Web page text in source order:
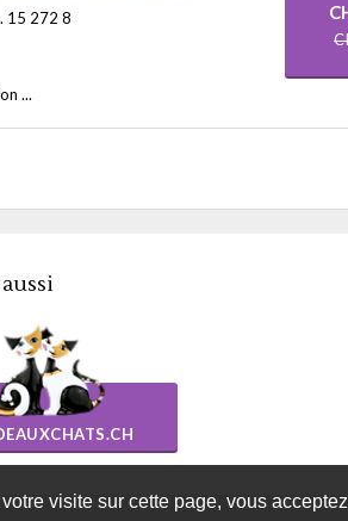
15 272 8
...
visite sur cette page, vous